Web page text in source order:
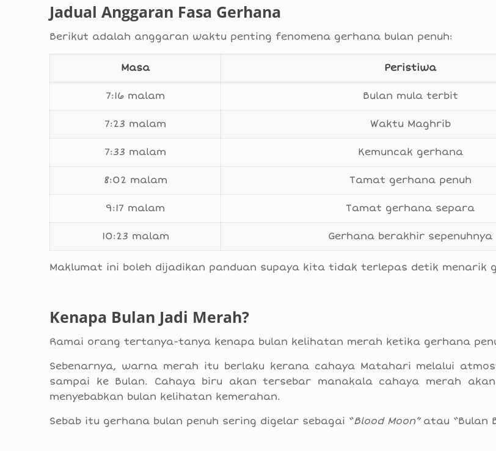
Jadual Anggaran Fasa Gerhana
Berikut adalah anggaran waktu penting fenomena gerhana bulan penuh:
Masa Peristiwa
7:16 malam Bulan mula terbit
7:23 malam Waktu Maghrib
7:33 malam Kemuncak gerhana
8:02 malam Tamat gerhana penuh
9:17 malam Tamat gerhana separa
10:23 malam Gerhana berakhir sepenuhnya
Maklumat ini boleh dijadikan panduan supaya kita tidak terlepas detik menarik
Kenapa Bulan Jadi Merah?
Ramai orang tertanya-tanya kenapa bulan kelihatan merah ketika gerhana
Sebenarnya, warna merah itu berlaku kerana cahaya Matahari melalui
sampai ke Bulan. Cahaya biru akan tersebar manakala cahaya merah
menyebabkan bulan kelihatan kemerahan.
Sebab itu gerhana bulan penuh sering digelar sebagai “Blood Moon” atau “Bulan